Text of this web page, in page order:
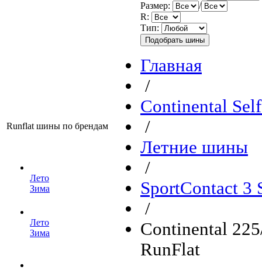
Runflat шины по брендам
Лето
Зима
Лето
Зима
Размер:
/
R:
Тип:
Главная
/
Continental
/
Летние шины
/
SportContact 3
/
Continental
RunFlat